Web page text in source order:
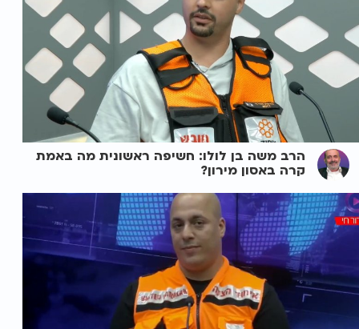
הרב משה בן לולו: חשיפה ראשונית מה באמת
קרה באסון מירון?